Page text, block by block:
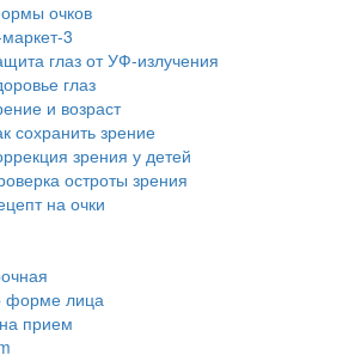
очков
3
глаз от УФ-излучения
глаз
и возраст
сохранить зрение
зрения у детей
остроты зрения
на очки
форме лица
прием